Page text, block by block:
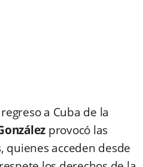
a Cuba de la
provocó las
quienes acceden desde